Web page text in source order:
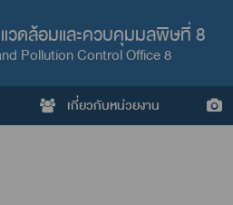
วดล้อมและควบคุมมลพิษที่ 8
Pollution Control Office 8
เกี่ยวกับหน่วยงาน